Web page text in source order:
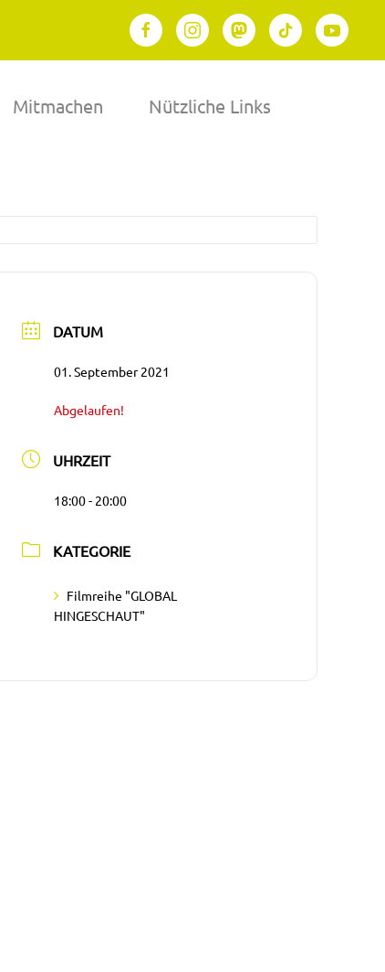
Mitmachen Nützliche Links
DATUM
01. September 2021
Abgelaufen!
UHRZEIT
18:00 - 20:00
KATEGORIE
Filmreihe "GLOBAL
HINGESCHAUT"